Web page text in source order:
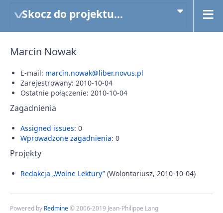
Skocz do projektu...
Marcin Nowak
E-mail: marcin.nowak@liber.novus.pl
Zarejestrowany: 2010-10-04
Ostatnie połączenie: 2010-10-04
Zagadnienia
Assigned issues: 0
Wprowadzone zagadnienia: 0
Projekty
Redakcja „Wolne Lektury” (Wolontariusz, 2010-10-04)
Powered by Redmine© 2006-2019 Jean-Philippe Lang